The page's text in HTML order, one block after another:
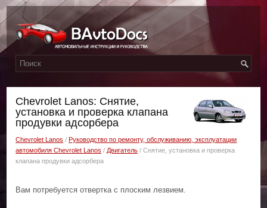
Chevrolet Lanos: Снятие,
установка и проверка клапана
продувки адсорбера
Chevrolet Lanos /Руководство по ремонту, обслуживанию, эксплуатации
автомобиля Chevrolet Lanos / Двигатель / Снятие, установка и проверка
клапана продувки адсорбера
Вам потребуется отвертка с плоским лезвием.